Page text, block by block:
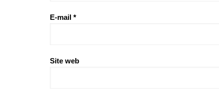
E-mail *
Site web